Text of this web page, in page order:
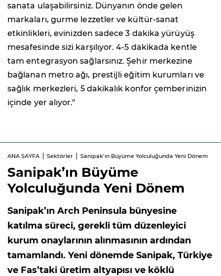
sanata ulaşabilirsiniz. Dünyanın önde gelen
markaları, gurme lezzetler ve kültür-sanat
etkinlikleri, evinizden sadece 3 dakika yürüyüş
mesafesinde sizi karşılıyor. 4-5 dakikada kentle
tam entegrasyon sağlarsınız. Şehir merkezine
bağlanan metro ağı, prestijli eğitim kurumları ve
sağlık merkezleri, 5 dakikalık konfor çemberinizin
içinde yer alıyor."
ANA SAYFA Sektörler Sanipak’ın Büyüme Yolculuğunda Yeni Dönem
Sanipak’ın Büyüme
Yolculuğunda Yeni Dönem
Sanipak’ın Arch Peninsula bünyesine
katılma süreci, gerekli tüm düzenleyici
kurum onaylarının alınmasının ardından
tamamlandı. Yeni dönemde Sanipak, Türkiye
ve Fas’taki üretim altyapısı ve köklü